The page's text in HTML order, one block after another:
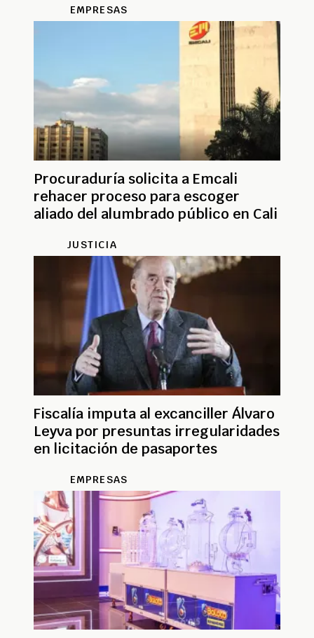
EMPRESAS
Procuraduría solicita a Emcali
rehacer proceso para escoger
aliado del alumbrado público en Cali
JUSTICIA
Fiscalía imputa al excanciller Álvaro
Leyva por presuntas irregularidades
en licitación de pasaportes
EMPRESAS